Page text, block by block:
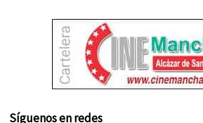
Síguenos en redes